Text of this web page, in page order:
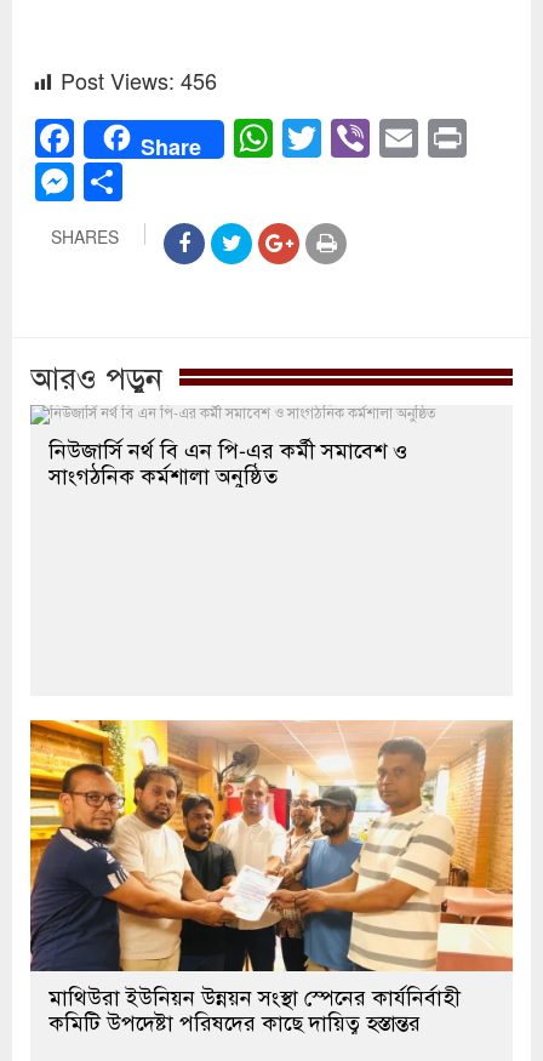
Post Views: 456
Facebook
Share WhatsApp
Twitter
Viber
Email
Messenger
SHARES
আরও পড়ুন
নিউজার্সি নর্থ বি এন পি-এর কর্মী সমাবেশ ও
সাংগঠনিক কর্মশালা অনুষ্ঠিত
মাথিউরা ইউনিয়ন উন্নয়ন সংস্থা স্পেনের কার্যনির্বাহী
কমিটি উপদেষ্টা পরিষদের কাছে দায়িত্ব হস্তান্তর